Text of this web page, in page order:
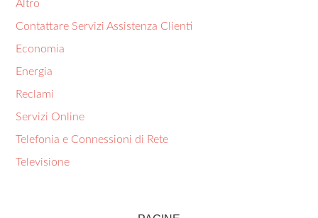
Altro
Contattare Servizi Assistenza Clienti
Economia
Energia
Reclami
Servizi Online
Telefonia e Connessioni di Rete
Televisione